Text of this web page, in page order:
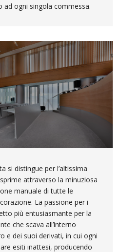
ad ogni singola commessa.
si distingue per l’altissima
attraverso la minuziosa
manuale di tutte le
La passione per i
più entusiasmante per la
che scava all’interno
e dei suoi derivati, in cui ogni
esiti inattesi, producendo